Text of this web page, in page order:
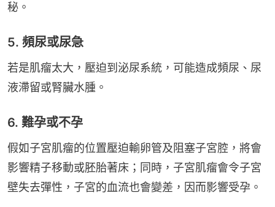
秘。
5. 頻尿或尿急
若是肌瘤太大，壓迫到泌尿系統，可能造成頻尿、尿
液滯留或腎臟水腫。
6. 難孕或不孕
假如子宮肌瘤的位置壓迫輸卵管及阻塞子宮腔，將會
影響精子移動或胚胎著床；同時，子宮肌瘤會令子宮
壁失去彈性，子宮的血流也會變差，因而影響受孕。